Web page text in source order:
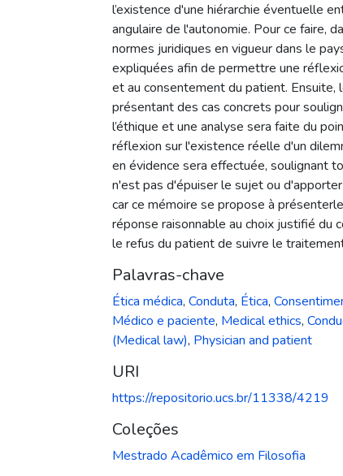
l’existence d'une hiérarchie éventuelle
angulaire de l'autonomie. Pour ce faire,
normes juridiques en vigueur dans le
expliquées afin de permettre une
et au consentement du patient. Ensuite,
présentant des cas concrets pour
l’éthique et une analyse sera faite du
réflexion sur l'existence réelle d'un
en évidence sera effectuée, soulignant
n'est pas d'épuiser le sujet ou
car ce mémoire se propose à
réponse raisonnable au choix justifié
le refus du patient de suivre le
Palavras-chave
Ética médica, Conduta, Ética,
Médico e paciente, Medical ethics,
(Medical law), Physician and patient
URI
https://repositorio.ucs.br/11338/4219
Coleções
Mestrado Acadêmico em Filosofia